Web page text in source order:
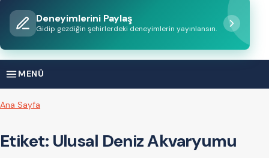
etkinlikleri
bulun Deneyimlerini Paylaş
Gidip gezdiğin şehirlerdeki deneyimlerin yayınlansın.
MENÜ
Ana Sayfa
Etiket: Ulusal Deniz Akvaryumu